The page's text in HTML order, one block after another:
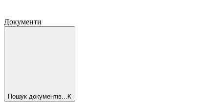
Документи
Пошук документів...K